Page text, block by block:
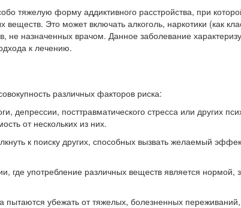
тяжелую форму аддиктивного расстройства, при
Это может включать алкоголь, наркотики (как
не назначенных врачом. Данное заболевание
к лечению.
различных факторов риска:
депрессии, посттравматического стресса или других
от нескольких из них.
к поиску других, способных вызвать желаемый
где употребление различных веществ является нормой,
пытаются убежать от тяжелых, болезненных